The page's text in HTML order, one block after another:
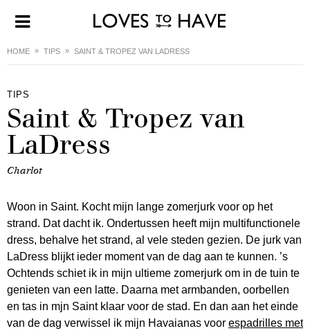
HOME TIPS SAINT & TROPEZ VAN LADRESS
TIPS
Saint & Tropez van
LaDress
Charlot
Woon in Saint. Kocht mijn lange zomerjurk voor op het
strand. Dat dacht ik. Ondertussen heeft mijn multifunctionele
dress, behalve het strand, al vele steden gezien. De jurk van
LaDress blijkt ieder moment van de dag aan te kunnen. ’s
Ochtends schiet ik in mijn ultieme zomerjurk om in de tuin te
genieten van een latte. Daarna met armbanden, oorbellen
en tas in mjn Saint klaar voor de stad. En dan aan het einde
van de dag verwissel ik mijn Havaianas voor espadrilles met